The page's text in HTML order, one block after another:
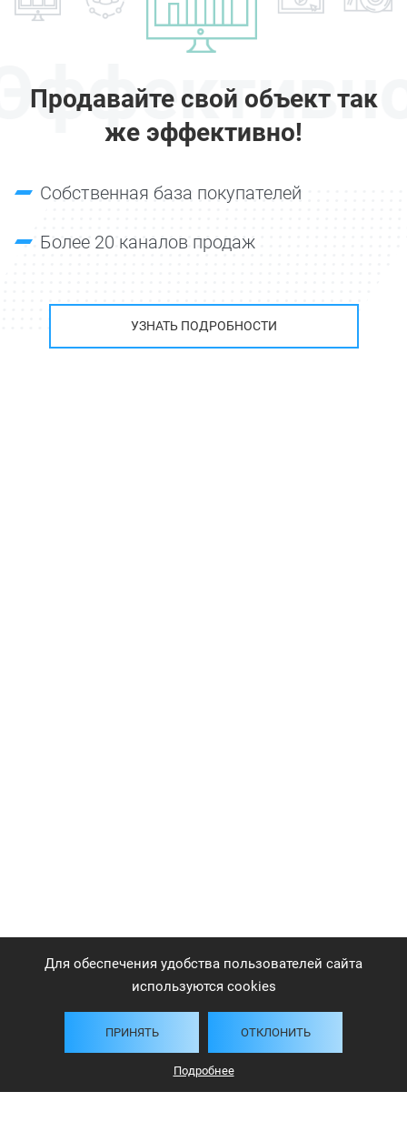
Продавайте свой объект так
же эффективно!
Собственная база покупателей
Более 20 каналов продаж
УЗНАТЬ ПОДРОБНОСТИ
Для обеспечения удобства пользователей сайта
используются cookies
ПРИНЯТЬ ОТКЛОНИТЬ
Подробнее